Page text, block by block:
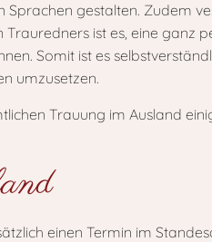
gestalten. Zudem
ist es, eine ganz
Somit ist es
umzusetzen.
Trauung im Ausland
einen Termin im